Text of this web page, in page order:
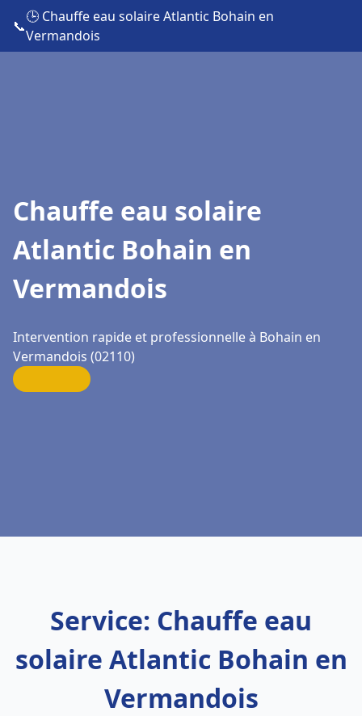
📞
🕒 Chauffe eau solaire Atlantic Bohain en
Vermandois
Chauffe eau solaire
Atlantic Bohain en
Vermandois
Intervention rapide et professionnelle à Bohain en
Vermandois (02110)
Service: Chauffe eau
solaire Atlantic Bohain en
Vermandois